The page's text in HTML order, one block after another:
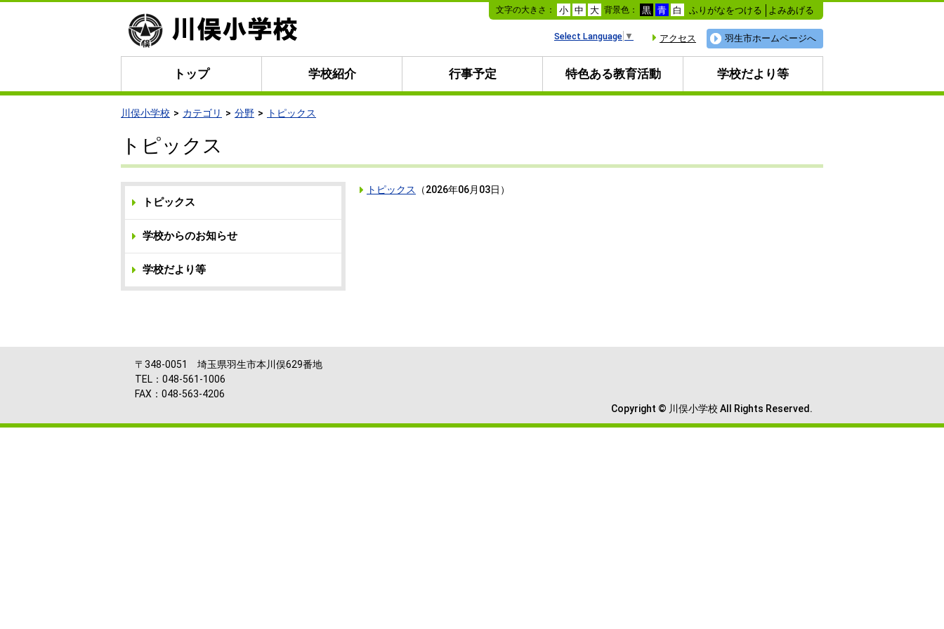
本
文
文字の大きさ： 小 中 大 背景色： 黒 青 白 ふりがなをつける よみあげる
羽生市ホームページへ
アクセス
Select Language ▼
トップ 学校紹介 行事予定 特色ある教育活動 学校だより等
川俣小学校 カテゴリ 分野 トピックス
トピックス
トピックス （2026年06月03日 ）
トピックス
学校からのお知らせ
学校だより等
〒348-0051 埼玉県羽生市本川俣629番地
TEL：048-561-1006
FAX：048-563-4206
Copyright © 川俣小学校 All Rights Reserved.